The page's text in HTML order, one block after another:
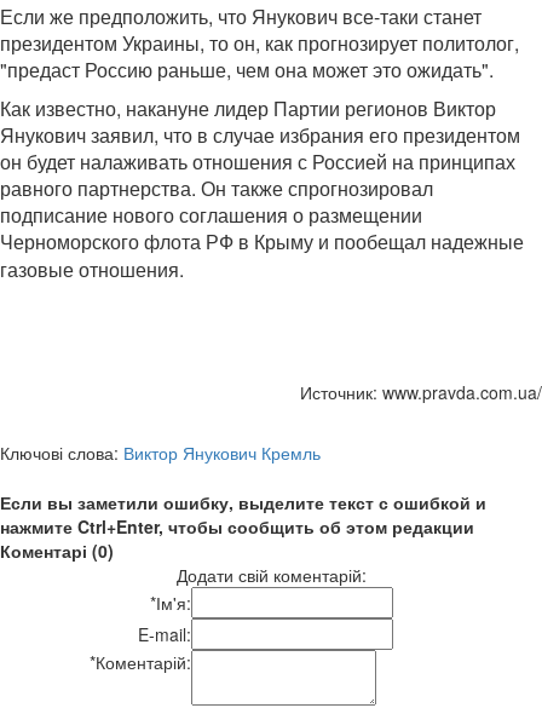
Если же предположить, что Янукович все-таки станет
президентом Украины, то он, как прогнозирует политолог,
"предаст Россию раньше, чем она может это ожидать".
Как известно, накануне лидер Партии регионов Виктор
Янукович заявил, что в случае избрания его президентом
он будет налаживать отношения с Россией на принципах
равного партнерства. Он также спрогнозировал
подписание нового соглашения о размещении
Черноморскогофлота РФ в Крыму и пообещал надежные
газовые отношения.
Источник: www.pravda.com.ua/
Ключові слова: Виктор Янукович Кремль
Если вы заметили ошибку, выделите текст с ошибкой и
нажмите Ctrl+Enter, чтобы сообщить об этом редакции
Коментарі (0)
Додати свій коментарій:
*Ім'я:
E-mail:
*Коментарій: